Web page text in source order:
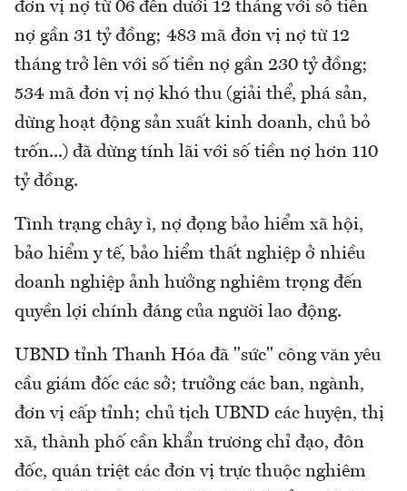
đơn vị nợ từ 06 đến dưới 12 tháng với số tiền
nợ gần 31 tỷ đồng; 483 mã đơn vị nợ từ 12
tháng trở lên với số tiền nợ gần 230 tỷ đồng;
534 mã đơn vị nợ khó thu (giải thể, phá sản,
dừng hoạt động sản xuất kinh doanh, chủ bỏ
trốn...) đã dừng tính lãi với số tiền nợ hơn 110
tỷ đồng.
Tình trạng chây ì, nợ đọng bảo hiểm xã hội,
bảo hiểm y tế, bảo hiểm thất nghiệp ở nhiều
doanh nghiệp ảnh hưởng nghiêm trọng đến
quyền lợi chính đáng của người lao động.
UBND tỉnh Thanh Hóa đã "sức" công văn yêu
cầu giám đốc các sở; trưởng các ban, ngành,
đơn vị cấp tỉnh; chủ tịch UBND các huyện, thị
xã, thành phố cần khẩn trương chỉ đạo, đôn
đốc, quán triệt các đơn vị trực thuộc nghiêm